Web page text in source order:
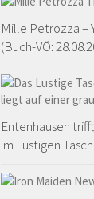
Mille Petrozza –
(Buch-VÖ:
Entenhausen
im Lustigen